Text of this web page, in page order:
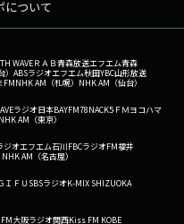
について
WAVEＲＡＢ青森放送エフエム青森
ABSラジオエフエム秋田YBC山形放送
FMNHK AM（札幌） NHK AM（仙台）
ラジオ日本BAYFM78NACK5 ＦＭヨコハマ
AM（東京）
ジオエフエム石川FBCラジオFM福井
NHK AM（名古屋）
ＩＦＵ SBSラジオK-MIX SHIZUOKA
FM大阪ラジオ関西Kiss FM KOBE